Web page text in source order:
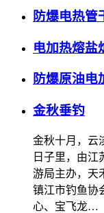
防爆电热管
电加热熔盐
防爆原油电
金秋垂钓
金秋十月，云
日子里，由江
游局主办，天
镇江市钓鱼协
心、宝飞龙…